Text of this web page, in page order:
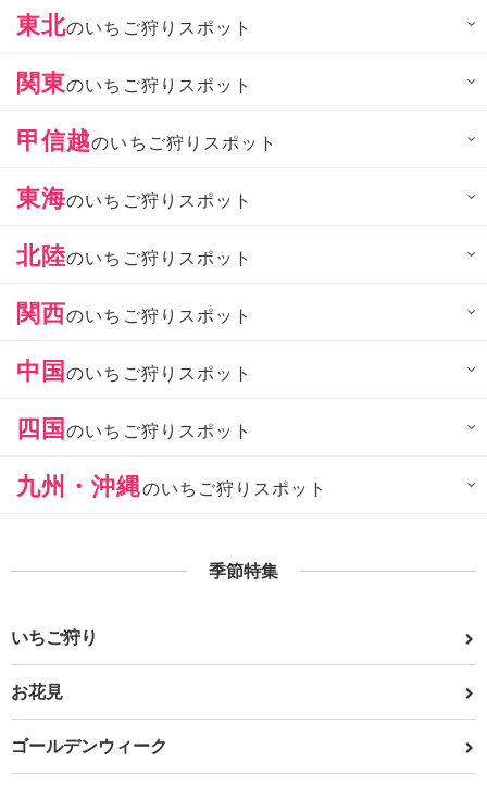
東北のいちご狩りスポット
関東のいちご狩りスポット
甲信越のいちご狩りスポット
東海のいちご狩りスポット
北陸のいちご狩りスポット
関西のいちご狩りスポット
中国のいちご狩りスポット
四国のいちご狩りスポット
九州・沖縄のいちご狩りスポット
季節特集
いちご狩り
お花見
ゴールデンウィーク